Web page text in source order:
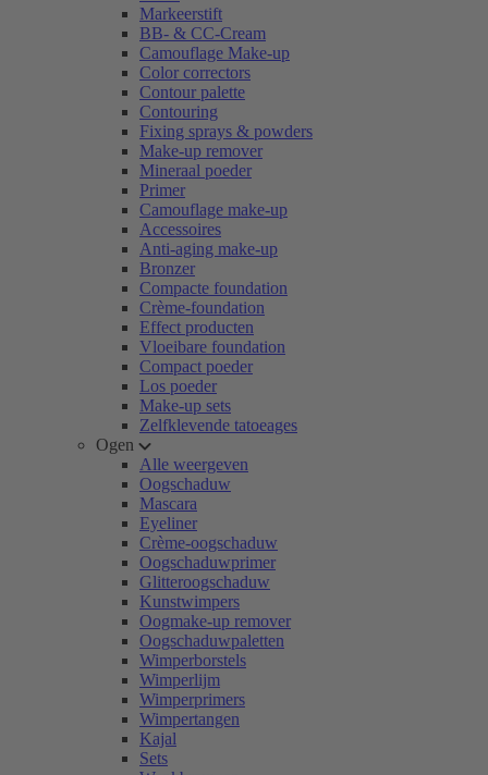
Markeerstift
BB- & CC-Cream
Camouflage Make-up
Color correctors
Contour palette
Contouring
Fixing sprays & powders
Make-up remover
Mineraal poeder
Primer
Camouflage make-up
Accessoires
Anti-aging make-up
Bronzer
Compacte foundation
Crème-foundation
Effect producten
Vloeibare foundation
Compact poeder
Los poeder
Make-up sets
Zelfklevende tatoeages
Ogen
Alle weergeven
Oogschaduw
Mascara
Eyeliner
Crème-oogschaduw
Oogschaduwprimer
Glitteroogschaduw
Kunstwimpers
Oogmake-up remover
Oogschaduwpaletten
Wimperborstels
Wimperlijm
Wimperprimers
Wimpertangen
Kajal
Sets